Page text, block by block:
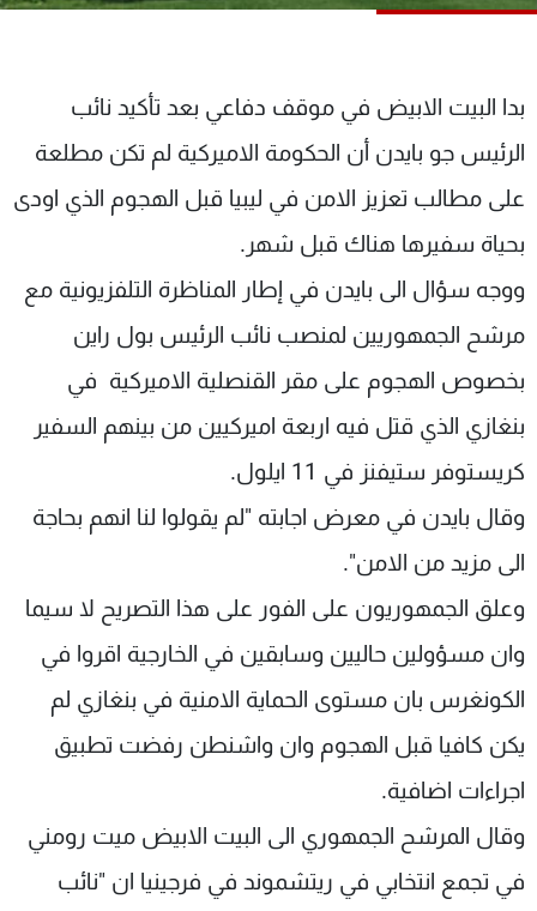
بدا البيت الابيض في موقف دفاعي بعد تأكيد نائب
الرئيس جو بايدن أن الحكومة الاميركية لم تكن مطلعة
على مطالب تعزيز الامن في ليبيا قبل الهجوم الذي اودى
بحياة سفيرها هناك قبل شهر.
ووجه سؤال الى بايدن في إطار المناظرة التلفزيونية مع
مرشح الجمهوريين لمنصب نائب الرئيس بول راين
بخصوص الهجوم على مقر القنصلية الاميركية في
بنغازي الذي قتل فيه اربعة اميركيين من بينهم السفير
كريستوفر ستيفنز في 11 ايلول.
وقال بايدن في معرض اجابته "لم يقولوا لنا انهم بحاجة
الى مزيد من الامن".
وعلق الجمهوريون على الفور على هذا التصريح لا سيما
وان مسؤولين حاليين وسابقين في الخارجية اقروا في
الكونغرس بان مستوى الحماية الامنية في بنغازي لم
يكن كافيا قبل الهجوم وان واشنطن رفضت تطبيق
اجراءات اضافية.
وقال المرشح الجمهوري الى البيت الابيض ميت رومني
في تجمع انتخابي في ريتشموند في فرجينيا ان "نائب
الإنـتـاج
لاعلاناتكم
تواصل معنا
شروط الإسـتخدام
سياسة الخصوصية